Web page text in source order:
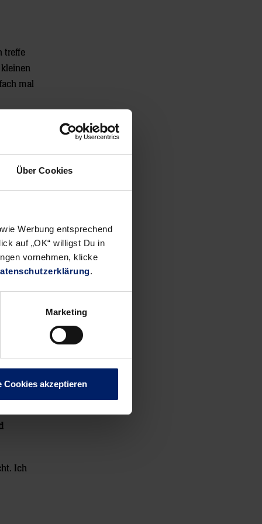
Über Cookies
Werbung entsprechend
auf „OK“ willigst Du in
vornehmen, klicke
.
Marketing
Cookies akzeptieren
treffe
mal
mir vor
sehr
war es
Ich